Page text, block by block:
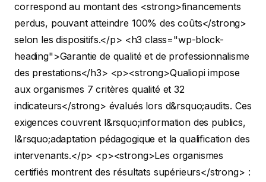
correspond au montant des <strong>financements
perdus, pouvant atteindre 100% des coûts</strong>
selon les dispositifs.</p> <h3 class="wp-block-
heading">Garantie de qualité et de professionnalisme
des prestations</h3> <p><strong>Qualiopi impose
aux organismes 7 critères qualité et 32
indicateurs</strong> évalués lors d&rsquo;audits. Ces
exigences couvrent l&rsquo;information des publics,
l&rsquo;adaptation pédagogique et la qualification des
intervenants.</p> <p><strong>Les organismes
certifiés montrent des résultats supérieurs</strong> :